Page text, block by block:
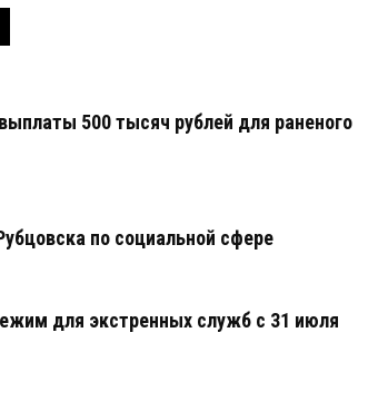
500 тысяч рублей для раненого
по социальной сфере
для экстренных служб с 31 июля